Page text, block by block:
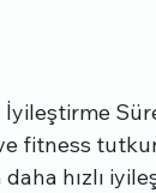
İyileştirme
fitness
hızlı